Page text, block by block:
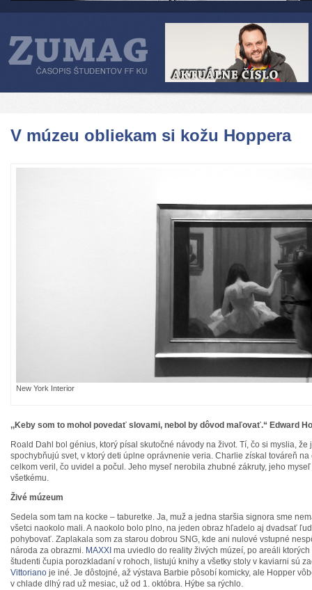
V múzeu obliekam si kožu Hoppera
New York Interior
,,Keby som to mohol povedať slovami, nebol by dôvod maľovať.“ Edward
Roald Dahl bol génius, ktorý písal skutočné návody na život. Tí, čo si myslia, že
spochybňujú svet, v ktorý deti úplne oprávnenie veria. Charlie získal továreň
celkom veril, čo uvidel a počul. Jeho myseľ nerobila zhubné zákruty, jeho
všetkému.
Živé múzeum
Sedela som tam na kocke – taburetke. Ja, muž a jedna staršia signora sme
všetci naokolo mali. A naokolo bolo plno, na jeden obraz hľadelo aj dvadsať
pohybovať. Zaplakala som za starou dobrou SNG, kde ani nulové vstupné
národa za obrazmi. MAXXI ma uviedlo do reality živých múzeí, po areáli
študenti čupia porozkladaní v rohoch, listujú knihy a všetky stoly v kaviarni sú
Vittoriano je iné. Je dôstojné, až výstava Barbie pôsobí komicky, ale Hopper
v chlade dlhý rad už mesiac, už od 1. októbra. Hýbe sa rýchlo.